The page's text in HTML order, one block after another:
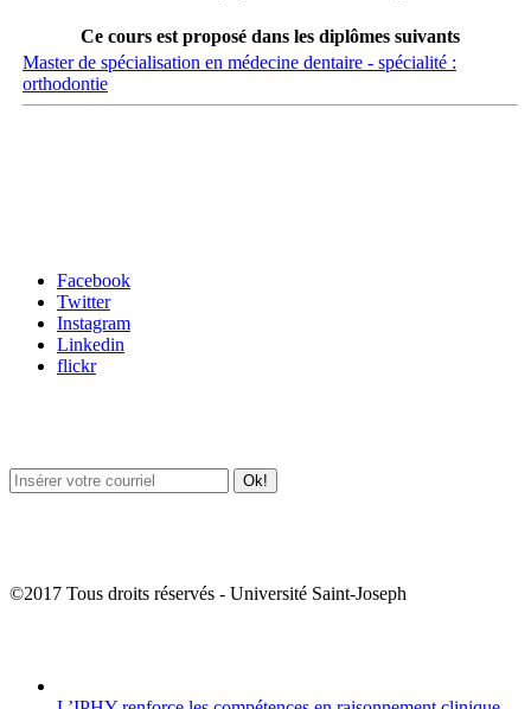
Ce cours est proposé dans les diplômes suivants
Master de spécialisation en médecine dentaire - spécialité :
orthodontie
Facebook
Twitter
Instagram
Linkedin
flickr
©2017 Tous droits réservés - Université Saint-Joseph